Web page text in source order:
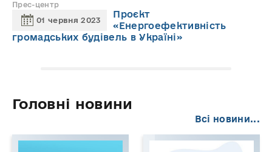
Прес-центр
01 червня 2023
Проєкт
«Енергоефективність
громадських будівель в Україні»
Головні новини
Всі новини...